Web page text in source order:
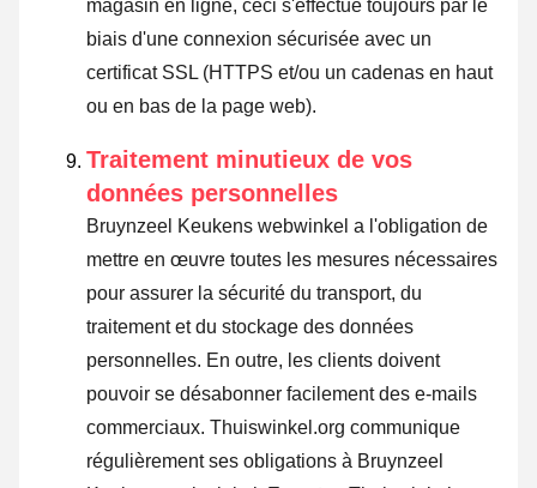
magasin en ligne, ceci s'effectue toujours par le
biais d'une connexion sécurisée avec un
certificat SSL (HTTPS et/ou un cadenas en haut
ou en bas de la page web).
Traitement minutieux de vos
données personnelles
Bruynzeel Keukens webwinkel a l'obligation de
mettre en œuvre toutes les mesures nécessaires
pour assurer la sécurité du transport, du
traitement et du stockage des données
personnelles. En outre, les clients doivent
pouvoir se désabonner facilement des e-mails
commerciaux. Thuiswinkel.org communique
régulièrement ses obligations à Bruynzeel